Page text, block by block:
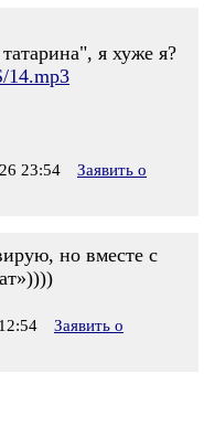
я хуже я?
14.mp3
23:54
Заявить о
но вместе с
Заявить о